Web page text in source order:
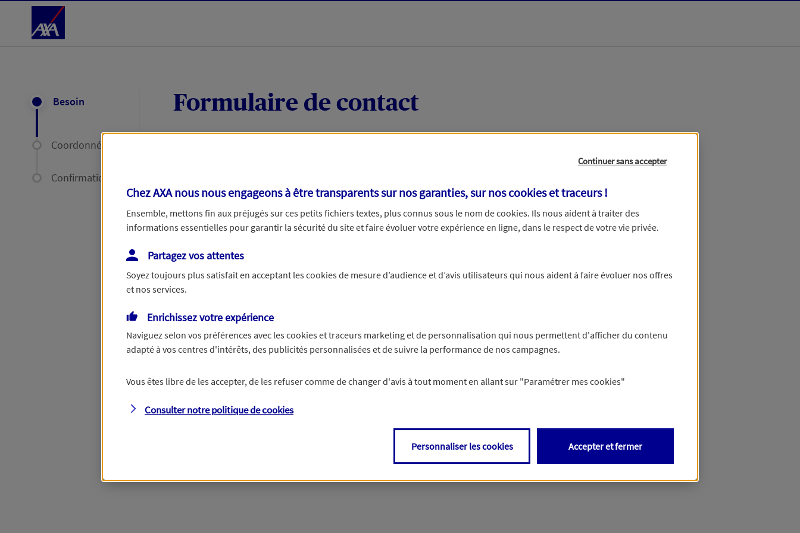
Accéder au Contenu
Besoin
Coordonnées
Confirmation
Formulaire de contact
Votre message :
Vous disposez de droits sur les informations vous concernant. Pour plus d’informations,
Continuer sans accepter
Chez AXA nous nous engageons à être transparents sur nos garanties, sur noscookies et traceurs!
Ensemble, mettons fin aux préjugés sur ces petits fichiers textes, plus connus sous le nom decookies. Ils nous aident à traiter des
informations essentielles pour garantir la sécurité du site et faire évoluer votre expérience en ligne, dans le respect de votre vie privée.
Partagez vos attentes
Soyez toujours plus satisfait en acceptant lescookiesde mesure d’audience et d’avis utilisateurs qui nous aident à faire évoluer nos offres
et nos services.
Enrichissez votre expérience
Naviguez selon vos préférences avec lescookies et traceurs marketing et de personnalisation qui nous permettent d'afficher du contenu
adapté à vos centres d'intérêts, des publicités personnalisées et de suivre la performance de nos campagnes.
Vous êtes libre de les accepter, de les refuser comme de changer d'avis à tout moment en allant sur "Paramétrer mescookies"
Consulter notre politique decookies
Personnaliser les cookies Accepter et fermer